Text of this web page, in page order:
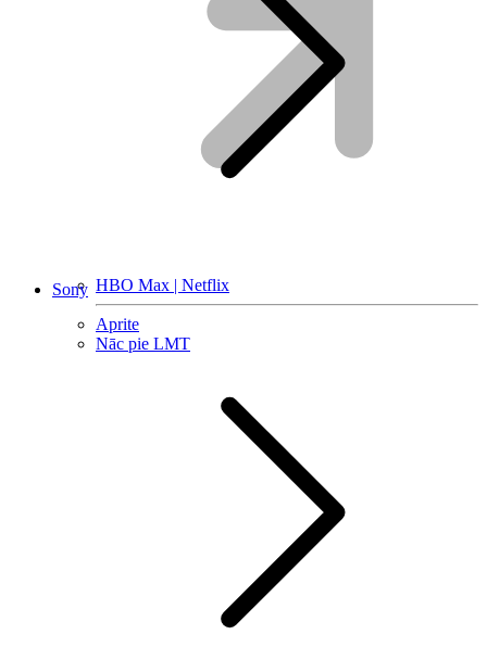
HBO Max | Netflix
Aprite
Nāc pie LMT
Sony